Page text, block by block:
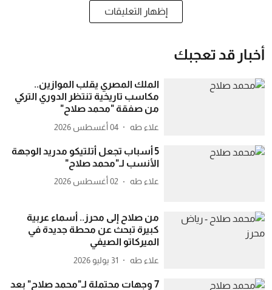
إظهار التعليقات
أخبار قد تعجبك
الملك المصري يقلب الموازين..
مكاسب تاريخية تنتظر الدوري التركي
من صفقة "محمد صلاح"
علاء طه 04 أغسطس 2026
5 أسباب تجعل أتلتيكو مدريد الوجهة
الأنسب لـ"محمد صلاح"
علاء طه 02 أغسطس 2026
من صلاح إلى محرز.. أسماء عربية
كبيرة تبحث عن محطة جديدة في
الميركاتو الصيفي
علاء طه 31 يوليو 2026
7 وجهات محتملة لـ"محمد صلاح" بعد